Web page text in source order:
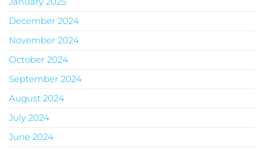
December 2024
November 2024
October 2024
September 2024
August 2024
July 2024
June 2024